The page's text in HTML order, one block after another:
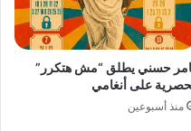
حسني يطلق “مش هتكرر”
على أنغامي
منذ أسبوعين